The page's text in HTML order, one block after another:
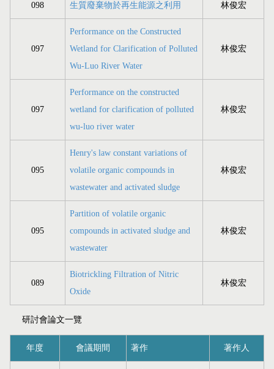
098 生質廢棄物於再生能源之利用 林俊宏
097
Performance on the Constructed
Wetland for Clarification of Polluted
Wu-Luo River Water
林俊宏
097
Performance on the constructed
wetland for clarification of polluted
wu-luo river water
林俊宏
095
Henry's law constant variations of
volatile organic compounds in
wastewater and activated sludge
林俊宏
095
Partition of volatile organic
compounds in activated sludge and
wastewater
林俊宏
089
Biotrickling Filtration of Nitric
Oxide
林俊宏
研討會論文一覽
年度 會議期間 著作 著作人